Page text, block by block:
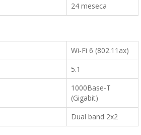
24 meseca
Wi-Fi 6 (802.11ax)
5.1
1000Base-T
(Gigabit)
Dual band 2x2